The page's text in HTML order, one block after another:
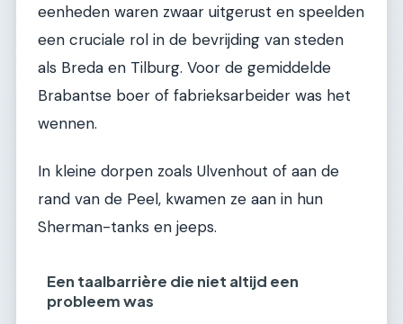
eenheden waren zwaar uitgerust en speelden
een cruciale rol in de bevrijding van steden
als Breda en Tilburg. Voor de gemiddelde
Brabantse boer of fabrieksarbeider was het
wennen.
In kleine dorpen zoals Ulvenhout of aan de
rand van de Peel, kwamen ze aan in hun
Sherman-tanks en jeeps.
Een taalbarrière die niet altijd een
probleem was